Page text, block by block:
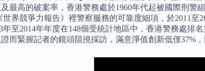
最高的破案率，香港警務處於1960年代起被國際刑警
界競爭力報告》裡警察服務的可靠度細項，於2011至
年至2014年年度在148個受統計地區中，香港警務處
而緊握記者的鏡頭阻撓採訪，滿意淨值創新低僅37%